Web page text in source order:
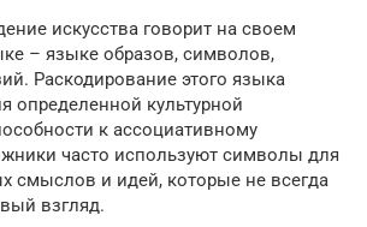
искусства говорит на своем
– языке образов, символов,
Раскодирование этого языка
определенной культурной
к ассоциативному
часто используют символы для
смыслов и идей, которые не всегда
взгляд.